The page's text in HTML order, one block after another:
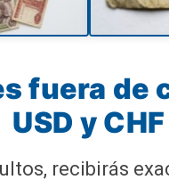
fuera de
USD y CHF
recibirás